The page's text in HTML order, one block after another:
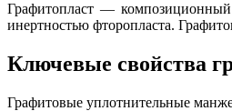
Графитопласт —
инертностью фторопласта.
Ключевые свойства
Графитовые уплотнительные